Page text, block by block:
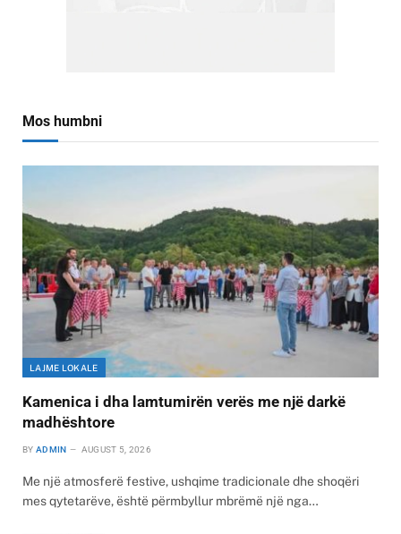
Mos humbni
LAJME LOKALE
Kamenica i dha lamtumirën verës me një darkë
madhështore
BY ADMIN AUGUST 5, 2026
Me një atmosferë festive, ushqime tradicionale dhe shoqëri
mes qytetarëve, është përmbyllur mbrëmë një nga…